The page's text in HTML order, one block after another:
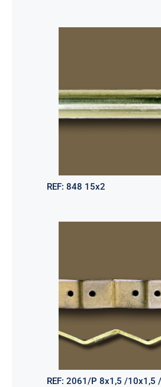
REF: 848 15x2
REF: 2061/P 8x1,5 /10x1,5